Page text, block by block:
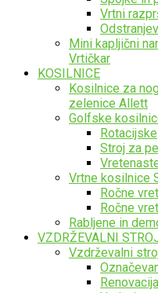
Vrtni
Mini kapljični
Vrtičkar
KOSILNICE
Kosilnice za
zelenice Allett
Golfske
Rotacijske
Stroj za
Vrtne kosilnice
Ročne
Ročne
Rabljene in
VZDRŽEVALNI
Vzdrževalni
Renovacija